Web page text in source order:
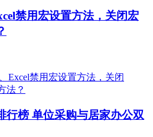
禁用宏设置方法，关闭宏
行榜 单位采购与居家办公双